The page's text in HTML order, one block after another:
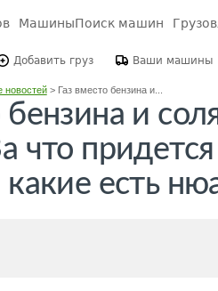
МашиныПоиск машин
Добавить груз Ваши машины
новостей> Газ вместо бензина и...
бензина и
что
какие есть